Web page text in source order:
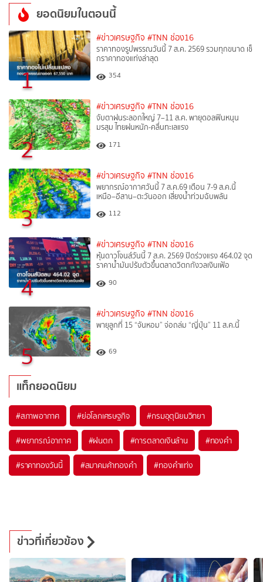
ยอดนิยมในตอนนี้
1
#ข่าวเศรษฐกิจ #TNN ช่อง16
ราคาทองรูปพรรณวันนี้ 7 ส.ค. 2569 รวมทุกขนาด เช็
กราคาทองแท่งล่าสุด
354
2
#ข่าวเศรษฐกิจ #TNN ช่อง16
จับตาฝนระลอกใหญ่ 7–11 ส.ค. พายุดอลฟินหนุน
มรสุม ไทยฝนหนัก-คลื่นทะเลแรง
171
3
#ข่าวเศรษฐกิจ #TNN ช่อง16
พยากรณ์อากาศวันนี้ 7 ส.ค.69 เตือน 7-9 ส.ค.นี้
เหนือ–อีสาน–ตะวันออก เสี่ยงน้ำท่วมฉับพลัน
112
4
#ข่าวเศรษฐกิจ #TNN ช่อง16
หุ้นดาวโจนส์วันนี้ 7 ส.ค. 2569 ปิดร่วงแรง 464.02 จุด
ราคาน้ำมันปรับตัวขึ้นตลาดวิตกกังวลเงินเฟ้อ
90
5
#ข่าวเศรษฐกิจ #TNN ช่อง16
พายุลูกที่ 15 “จันหอม” จ่อถล่ม “ญี่ปุ่น” 11 ส.ค.นี้
69
แท็กยอดนิยม
#สภาพอากาศ #ย่อโลกเศรษฐกิจ #กรมอุตุนิยมวิทยา
#พยากรณ์อากาศ #ฝนตก #การตลาดเงินล้าน #ทองคำ
#ราคาทองวันนี้ #สมาคมค้าทองคำ #ทองคำแท่ง
ข่าวที่เกี่ยวข้อง